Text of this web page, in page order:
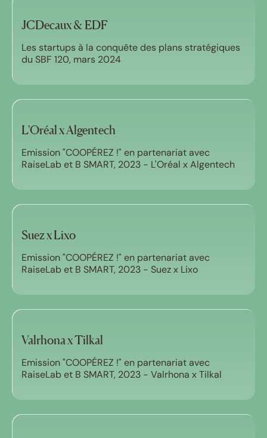
JCDecaux & EDF
Les startups à la conquête des plans stratégiques
du SBF 120, mars 2024
L'Oréal x Algentech
Emission "COOPÉREZ !" en partenariat avec
RaiseLab et B SMART, 2023 - L'Oréal x Algentech
Suez x Lixo
Emission "COOPÉREZ !" en partenariat avec
RaiseLab et B SMART, 2023 - Suez x Lixo
Valrhona x Tilkal
Emission "COOPÉREZ !" en partenariat avec
RaiseLab et B SMART, 2023 - Valrhona x Tilkal